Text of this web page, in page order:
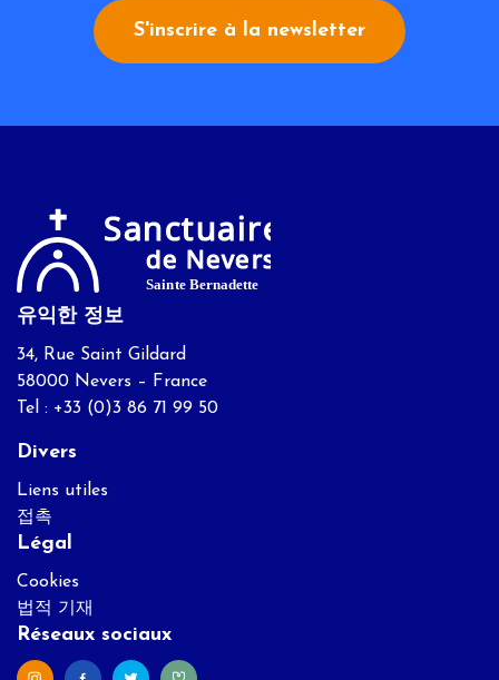
S'inscrire à la newsletter
유익한 정보
34, Rue Saint Gildard
58000 Nevers – France
Tel : +33 (0)3 86 71 99 50
Divers
Liens utiles
접촉
Légal
Cookies
법적 기재
Réseaux sociaux